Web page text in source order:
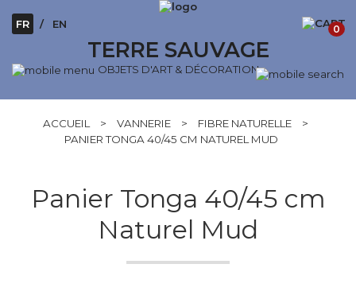
TERRE SAUVAGE
OBJETS D'ART & DÉCORATION
FR EN 0
ACCUEIL > VANNERIE > FIBRE NATURELLE
>
PANIER TONGA 40/45 CM NATUREL MUD
Panier Tonga 40/45 cm
Naturel Mud